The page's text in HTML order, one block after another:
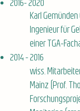
Karl Gemünden
Ingenieur für
einer TGA-
2014 - 2016
wiss.
Mainz (Prof.